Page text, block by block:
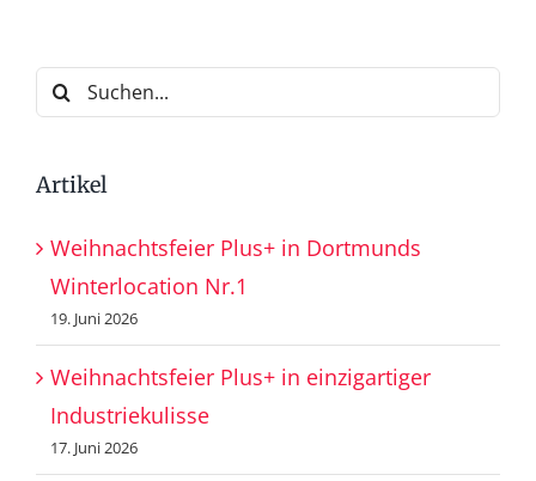
Suche
nach:
Artikel
Weihnachtsfeier Plus+ in Dortmunds
Winterlocation Nr.1
19. Juni 2026
Weihnachtsfeier Plus+ in einzigartiger
Industriekulisse
17. Juni 2026